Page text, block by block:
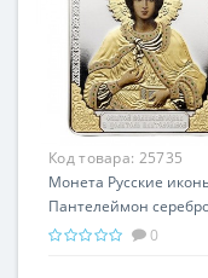
Код товара: 25735
Монета Русские
Пантелеймон
25.00 гр -
0